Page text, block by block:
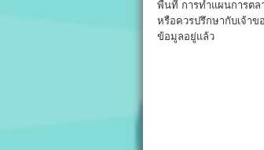
พื้นที่ การทำแผนการตล
หรือควรปรึกษากับเจ้าข
ข้อมูลอยู่แล้ว